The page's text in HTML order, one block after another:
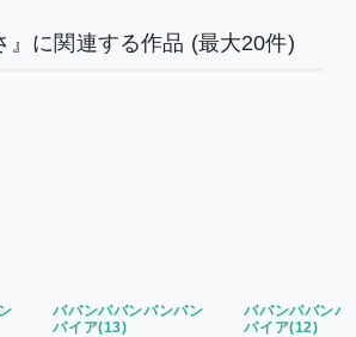
』に関連する作品 (最大20件)
ババンババンバンバン
パイア(13)
ババンババンバ
パイア(12)